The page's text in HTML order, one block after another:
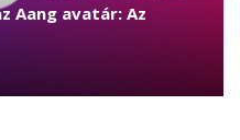
Aang avatár: Az